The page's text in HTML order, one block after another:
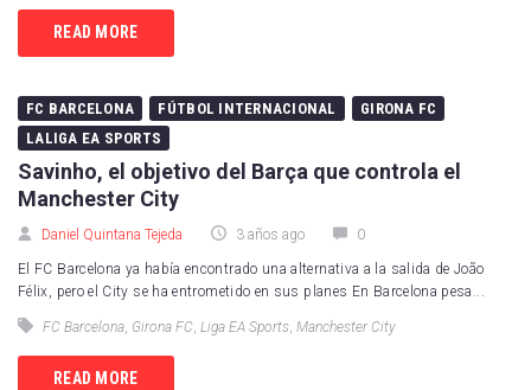
READ MORE
FC BARCELONA FÚTBOL INTERNACIONAL
GIRONA FC
LALIGA EA SPORTS
Savinho, el objetivo del Barça que controla el
Manchester City
Daniel Quintana Tejeda 3 años ago 0
El FC Barcelona ya había encontrado una alternativa a la salida de João
Félix, pero el City se ha entrometido en sus planes En Barcelona pesa...
FC Barcelona Girona FC Liga EA Sports Manchester City
READ MORE